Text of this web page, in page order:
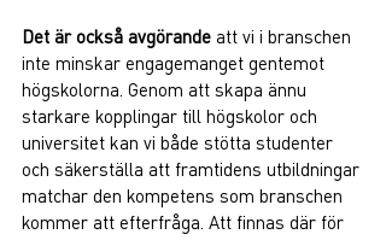
Det är också avgörande att vi i branschen
inte minskar engagemanget gentemot
högskolorna. Genom att skapa ännu
starkare kopplingar till högskolor och
universitet kan vi både stötta studenter
och säkerställa att framtidens utbildningar
matchar den kompetens som branschen
kommer att efterfråga. Att finnas där för